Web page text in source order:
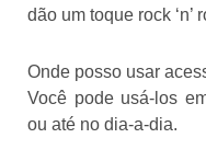
dão um toque rock ‘n’
Onde posso usar
Você pode usá-los
ou até no dia-a-dia.